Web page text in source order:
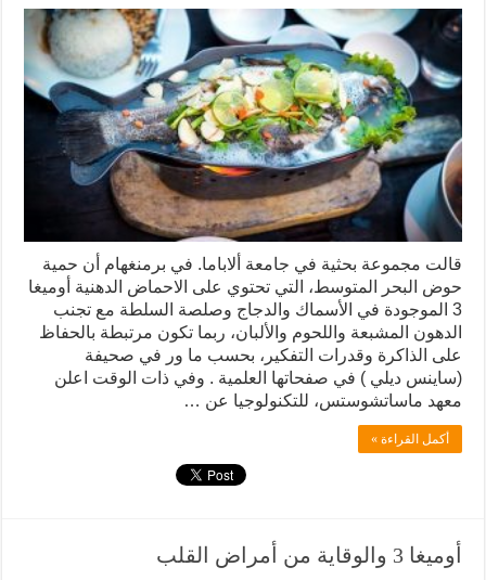
قالت مجموعة بحثية في جامعة ألاباما. في برمنغهام أن حمية
حوض البحر المتوسط، التي تحتوي على الاحماض الدهنية أوميغا
3 الموجودة في الأسماك والدجاج وصلصة السلطة مع تجنب
الدهون المشبعة واللحوم والألبان، ربما تكون مرتبطة بالحفاظ
على الذاكرة وقدرات التفكير، بحسب ما ور في صحيفة
(ساينس ديلي ) في صفحاتها العلمية . وفي ذات الوقت اعلن
معهد ماساتشوستس، للتكنولوجيا عن …
أكمل القراءة »
أوميغا 3 والوقاية من أمراض القلب